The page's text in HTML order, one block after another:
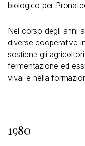
biologico per
Nel corso degli anni
diverse cooperative
sostiene gli
fermentazione ed
vivai e nella
1980